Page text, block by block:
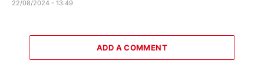
22/08/2024 - 13:49
ADD A COMMENT